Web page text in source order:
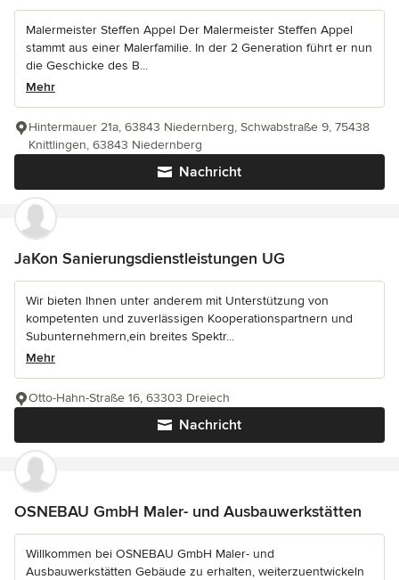
Malermeister Steffen Appel Der Malermeister Steffen Appel
stammt aus einer Malerfamilie. In der 2 Generation führt er nun
die Geschicke des B...
Mehr
Nachricht
Hintermauer 21a, 63843 Niedernberg, Schwabstraße 9, 75438
Knittlingen, 63843 Niedernberg
JaKon Sanierungsdienstleistungen UG
Wir bieten Ihnen unter anderem mit Unterstützung von
kompetenten und zuverlässigen Kooperationspartnern und
Subunternehmern,ein breites Spektr...
Mehr
Nachricht
Otto-Hahn-Straße 16, 63303 Dreiech
OSNEBAU GmbH Maler- und Ausbauwerkstätten
Willkommen bei OSNEBAU GmbH Maler- und
Ausbauwerkstätten Gebäude zu erhalten, weiterzuentwickeln